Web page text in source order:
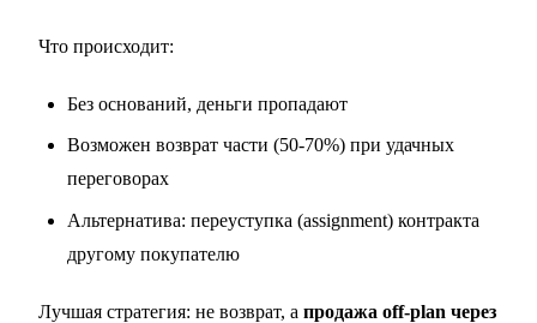
Что происходит:
Без оснований, деньги пропадают
Возможен возврат части (50-70%) при удачных
переговорах
Альтернатива: переуступка (assignment) контракта
другому покупателю
Лучшая стратегия: не возврат, а продажа off-plan через